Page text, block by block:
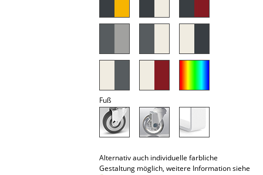
Nachttische & Bettzubehör
Fuß
Alternativ auch individuelle farbliche
Gestaltung möglich, weitere Information siehe